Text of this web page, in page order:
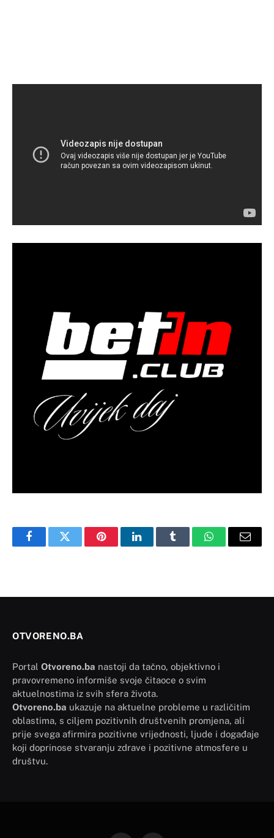
FacebookTwitter PinterestLinkedInTumblr WhatsAppEmail
OTVORENO.BA
Portal Otvoreno.ba nastoji da tačno, objektivno i
pravovremeno informiše svoje čitaoce o svim
aktuelnostima iz svih sfera života.
Otvoreno.ba ukazuje na aktuelne probleme u različitim
oblastima, s ciljem pozitivnih društvenih promjena, ali
prije svega afirmira pozitivne vrijednosti, ljude i događaje
koji doprinose stvaranju zdrave i pozitivne atmosfere u
društvu.